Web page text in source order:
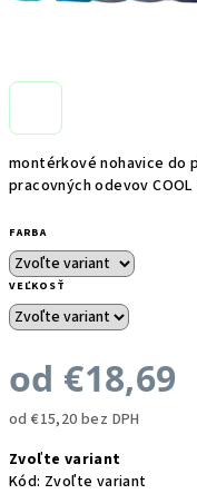
montérkové nohavice do
pracovných odevov COOL
FARBA
VEĽKOSŤ
od €18,69
od€15,20 bez DPH
cena:
Zvoľte variant
Kód: Zvoľte variant